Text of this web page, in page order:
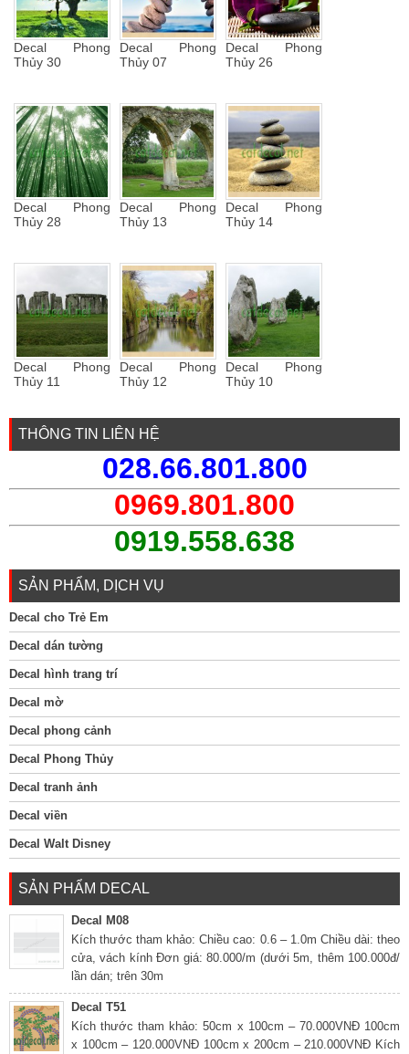
Decal Phong
Thủy 30
Decal Phong
Thủy 07
Decal Phong
Thủy 26
Decal Phong
Thủy 28
Decal Phong
Thủy 13
Decal Phong
Thủy 14
Decal Phong
Thủy 11
Decal Phong
Thủy 12
Decal Phong
Thủy 10
THÔNG TIN LIÊN HỆ
028.66.801.800
0969.801.800
0919.558.638
SẢN PHẨM, DỊCH VỤ
Decal cho Trẻ Em
Decal dán tường
Decal hình trang trí
Decal mờ
Decal phong cảnh
Decal Phong Thủy
Decal tranh ảnh
Decal viền
Decal Walt Disney
SẢN PHẨM DECAL
Decal M08
Kích thước tham khảo: Chiều cao: 0.6 – 1.0m Chiều dài: theo
cửa, vách kính Đơn giá: 80.000/m (dưới 5m, thêm 100.000đ/
lần dán; trên 30m
Decal T51
Kích thước tham khảo: 50cm x 100cm – 70.000VNĐ 100cm
x 100cm – 120.000VNĐ 100cm x 200cm – 210.000VNĐ Kích